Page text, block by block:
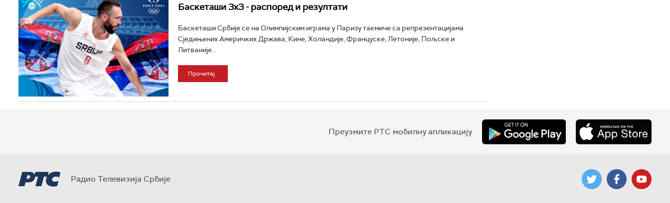
Баскеташи 3x3 - распоред и резултати
Баскеташи Србије се на Олимпијским играма у Паризу такмиче са репрезентацијама
Сједињених Америчких Држава, Кине, Холандије, Француске, Летоније, Пољске и
Литваније...
Прочитај
Преузмите РТС мобилну апликацију
Радио Телевизија Србије